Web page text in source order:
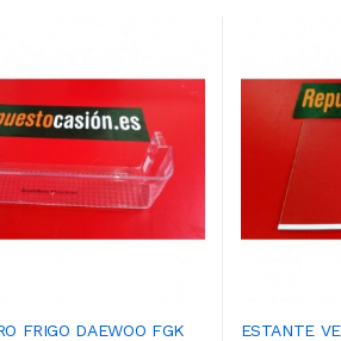
FRIGO DAEWOO FGK
ESTANTE